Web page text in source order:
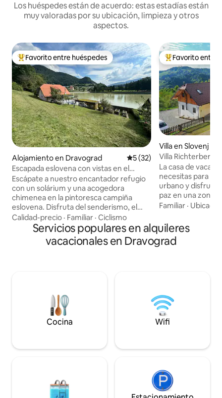
Los huéspedes están de acuerdo: estas estadías están
muy valoradas por su ubicación, limpieza y otros
aspectos.
Favorito entre huéspedes preferido
Favorito entre huéspedes
Alojamiento en Dravograd Calificación promedio: 5 de
5 (32)
Escapada eslovena con vistas en el
corazón de la ciudad
Escápate a nuestro encantador refugio
con un solárium y una acogedora
chimenea en la pintoresca campiña
eslovena. Disfruta del senderismo, el
ciclismo y la pesca a la vuelta de la
esquina. El sendero para bicicletas pasa
por la casa, ideal para los ciclistas que
exploran el río Drava. El parque de
Maribor y a 1 hora y 45 minutos de
Liubliana. Nuestra acogedora y bien
equipada casa es ideal para familias,
Calidad-precio · Familiar · Ciclismo
Favorito entre
Favorito entre
Villa en Slovenj
Villa Richterberg
dormitorios
La casa de
necesitas para
urbano y
paz en una zona
en una colina con
calman tu
darte un capricho
sauna. La zona
relajada para
Familiar ·
Servicios populares en alquileres
vacacionales en Dravograd
Cocina Wifi